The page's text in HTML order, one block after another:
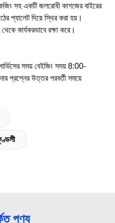
সহ একটি জলরোধী কাগজের বাইরের
প্যালেট দিয়ে স্থির করা হয়।
কার্যকরভাবে রক্ষা করে।
সময় বেইজিং সময় 8:00-
প্রশ্নের উত্তর পরবর্তী সময়ে
পণ্য